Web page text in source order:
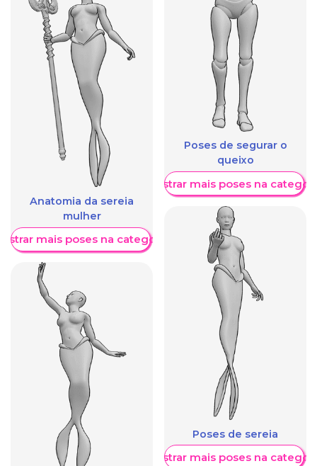
Anatomia da sereia
mulher
mais poses na categoria
Poses de segurar o
queixo
Mostrar mais poses na
Poses de sereia
Mostrar mais poses na